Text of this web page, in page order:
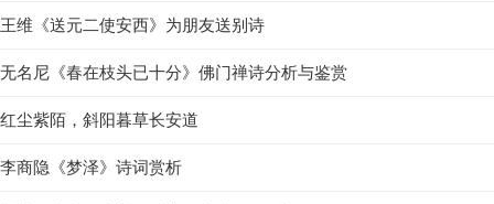
王维《送元二使安西》为朋友送别诗
无名尼《春在枝头已十分》佛门禅诗分析与鉴赏
红尘紫陌，斜阳暮草长安道
李商隐《梦泽》诗词赏析